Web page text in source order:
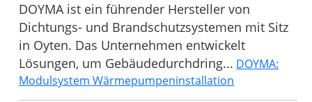
DOYMA ist ein führender Hersteller von
Dichtungs- und Brandschutzsystemen mit Sitz
in Oyten. Das Unternehmen entwickelt
Lösungen, um Gebäudedurchdring... DOYMA:
Modulsystem Wärmepumpeninstallation